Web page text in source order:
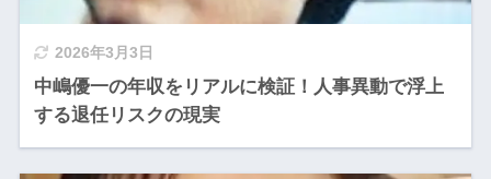
2026年3月3日
中嶋優一の年収をリアルに検証！人事異動で浮上
する退任リスクの現実